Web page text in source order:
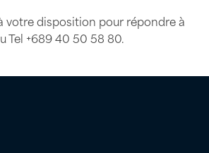
votre disposition pour répondre à
Tel +689 40 50 58 80.